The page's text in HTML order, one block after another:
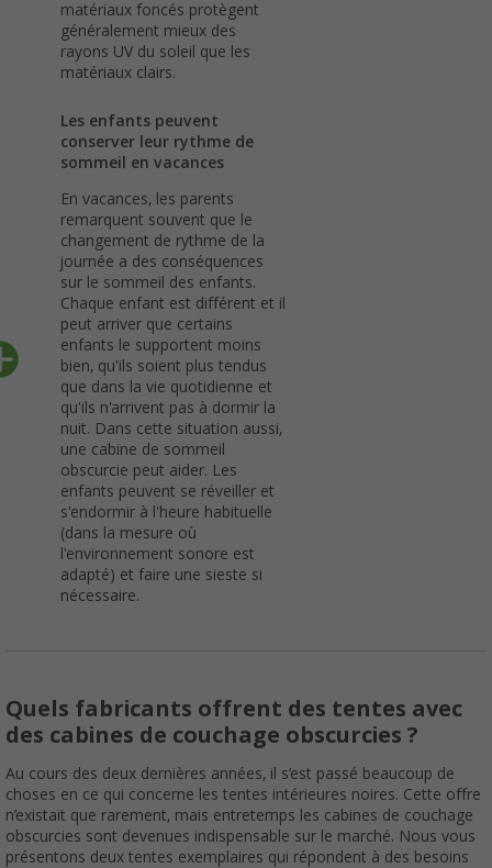
matériaux foncés protègent
généralement mieux des
rayons UV du soleil que les
matériaux clairs.
Les enfants peuvent
conserver leur rythme de
sommeil en vacances
En vacances, les parents
remarquent souvent que le
changement de rythme de la
journée a des conséquences
sur le sommeil des enfants.
Chaque enfant est différent et il
peut arriver que certains
enfants le supportent moins
bien, qu'ils soient plus tendus
que dans la vie quotidienne et
qu'ils n'arrivent pas à dormir la
nuit. Dans cette situation aussi,
une cabine de sommeil
obscurcie peut aider. Les
enfants peuvent se réveiller et
s'endormir à l'heure habituelle
(dans la mesure où
l'environnement sonore est
adapté) et faire une sieste si
nécessaire.
Quels fabricants offrent des tentes avec
des cabines de couchage obscurcies ?
Au cours des deux dernières années, il s’est passé beaucoup de
choses en ce qui concerne les tentes intérieures noires. Cette offre
n’existait que rarement, mais entretemps les cabines de couchage
obscurcies sont devenues indispensable sur le marché. Nous vous
présentons deux tentes exemplaires qui répondent à des besoins